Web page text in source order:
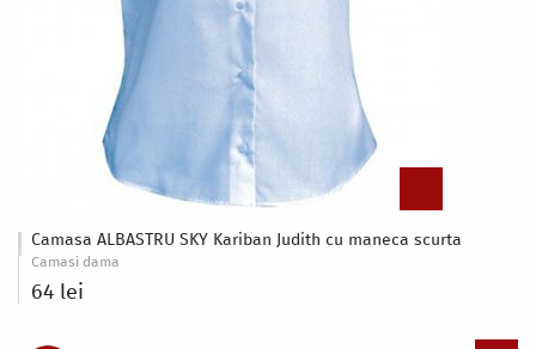
Camasa ALBASTRU SKY Kariban Judith cu maneca scurta
Camasi dama
64 lei